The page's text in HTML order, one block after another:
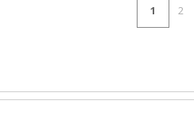
1 2